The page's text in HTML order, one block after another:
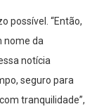
possível. “Então,
nome da
notícia
seguro para
tranquilidade”,